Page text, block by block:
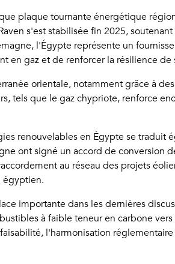
plaque tournante énergétique
s'est stabilisée fin 2025,
l'Égypte représente un
en gaz et de renforcer la résilience
orientale, notamment grâce à
tels que le gaz chypriote, renforce
renouvelables en Égypte se traduit
ont signé un accord de conversion
au réseau des projets
égyptien.
importante dans les dernières
à faible teneur en carbone
l'harmonisation